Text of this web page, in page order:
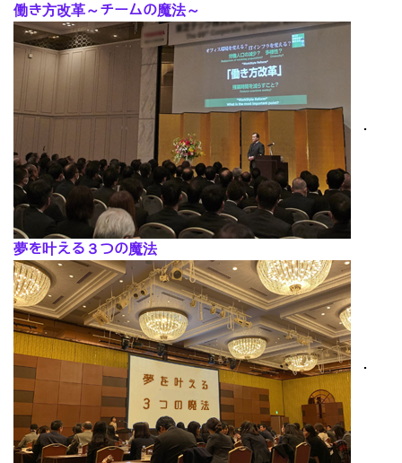
働き方改革～チームの魔法～
･
夢を叶える３つの魔法
･